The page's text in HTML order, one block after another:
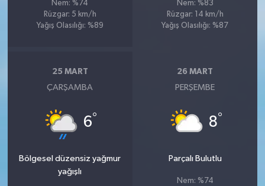
Nem: %74
Rüzgar: 5 km/h
Yağış Olasılığı: %89
Nem: %83
Rüzgar: 14 km/h
Yağış Olasılığı: %87
25 MART
ÇARŞAMBA
6°
Bölgesel düzensiz yağmur
yağışlı
26 MART
PERŞEMBE
8°
Parçalı Bulutlu
Nem: %74